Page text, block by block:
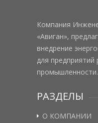
Компания
«Авиган»,
внедрение
для предприятий
промышленности.
РАЗДЕЛЫ
О КОМПАНИИ